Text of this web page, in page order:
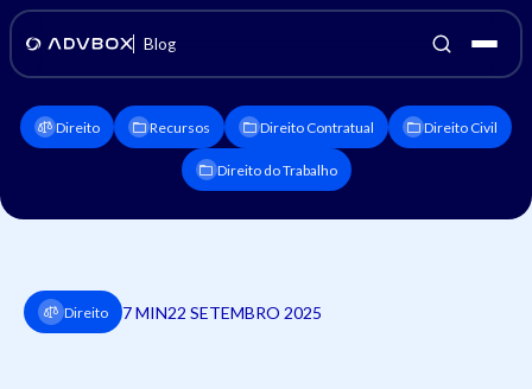
Blog
Direito Recursos Direito Contratual Direito Civil
Direito do Trabalho
Direito 7 MIN22 SETEMBRO 2025